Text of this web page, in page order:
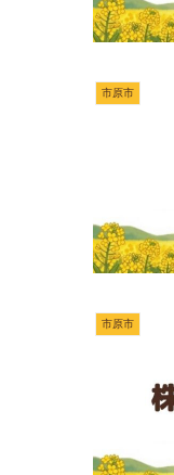
市原市
市原市